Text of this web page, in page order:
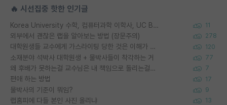
🔥 시선집중 핫한 인기글
Korea University 수학, 컴퓨터과학 이학사, UC Berkeley 산업공학 대학원 공학박사가 되는 것은 쉽지 않겠죠? 11
외부에서 괜찮은 랩을 알아보는 방법 (장문주의) 278
대학원생들 교수에게 가스라이팅 당한 것은 이해가 갑니다. 안타깝네요. 120
소재분야 석박사 대학원생 + 물박사들이 착각하는 거 77
왜 후배가 못하는걸 교수님은 내 책임으로 돌리는걸까요? 7
편애 하는 방법 17
물박사의 기준이 뭐임? 9
랩홈피에 다들 본인 사진 올리냐 13